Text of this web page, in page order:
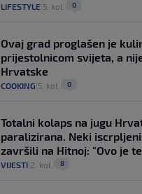
LIFESTYLE 5. kol. 0
Ovaj grad proglašen je
prijestolnicom svijeta, a
Hrvatske
COOKING 5. kol. 0
Totalni kolaps na jugu
paralizirana. Neki
završili na Hitnoj: "Ovo je
VIJESTI 2. kol. 8